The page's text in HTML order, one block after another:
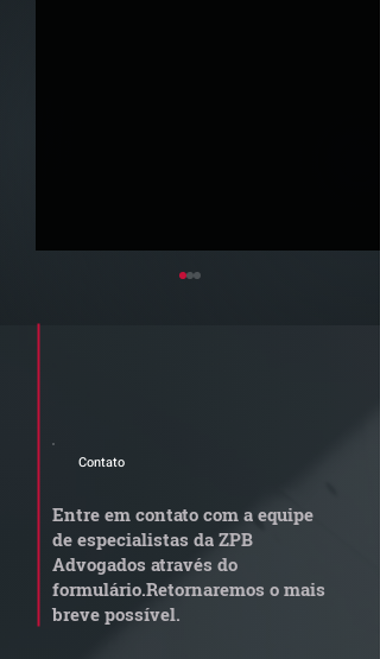
STJ admite
por penosidade e acende
alerta para
transportadoras
Contato
Entre em contato com a equipe
de especialistas da ZPB
Advogados através do
formulário.Retornaremos o mais
breve possível.